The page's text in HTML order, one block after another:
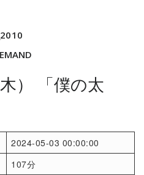
） 「僕の太
2024-05-03 00:00:00
107分